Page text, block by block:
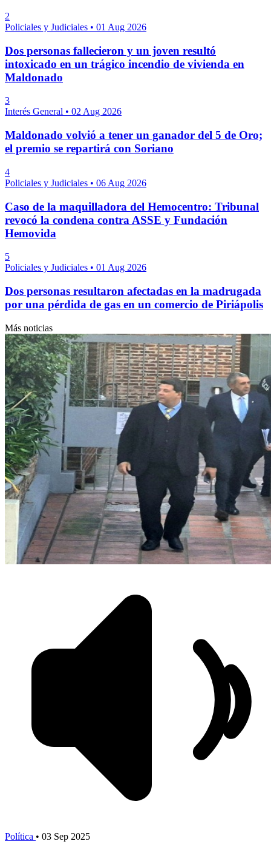
2
Policiales y Judiciales • 01 Aug 2026
Dos personas fallecieron y un joven resultó
intoxicado en un trágico incendio de vivienda en
Maldonado
3
Interés General • 02 Aug 2026
Maldonado volvió a tener un ganador del 5 de Oro;
el premio se repartirá con Soriano
4
Policiales y Judiciales • 06 Aug 2026
Caso de la maquilladora del Hemocentro: Tribunal
revocó la condena contra ASSE y Fundación
Hemovida
5
Policiales y Judiciales • 01 Aug 2026
Dos personas resultaron afectadas en la madrugada
por una pérdida de gas en un comercio de Piriápolis
Más noticias
Política • 03 Sep 2025